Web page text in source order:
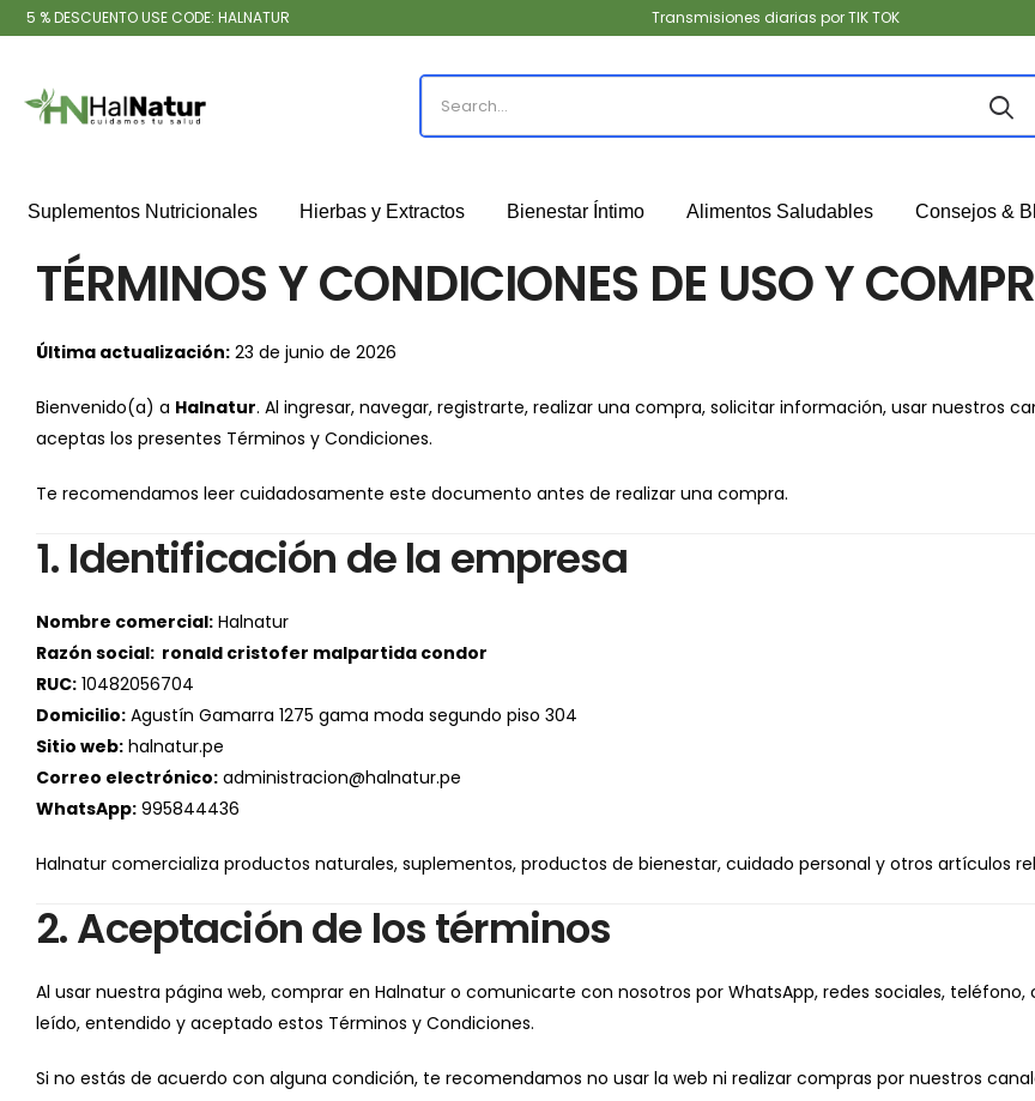
5 % DESCUENTO USE CODE: HALNATUR Transmisiones diarias por TIK TOK
Suplementos Nutricionales Hierbas y Extractos Bienestar Íntimo Alimentos Saludables Consejos &
TÉRMINOS Y CONDICIONES DE USO Y
Última actualización: 23 de junio de 2026
Bienvenido(a) a Halnatur. Al ingresar, navegar, registrarte, realizar una compra, solicitar información, usar nuestros
aceptas los presentes Términos y Condiciones.
Te recomendamos leer cuidadosamente este documento antes de realizar una compra.
1. Identificación de la empresa
Nombre comercial: Halnatur
Razón social: ronald cristofer malpartida condor
RUC: 10482056704
Domicilio: Agustín Gamarra 1275 gama moda segundo piso 304
Sitio web: halnatur.pe
Correo electrónico: administracion@halnatur.pe
WhatsApp: 995844436
Halnatur comercializa productos naturales, suplementos, productos de bienestar, cuidado personal y otros artículos
2. Aceptación de los términos
Al usar nuestra página web, comprar en Halnatur o comunicarte con nosotros por WhatsApp, redes sociales,
leído, entendido y aceptado estos Términos y Condiciones.
Si no estás de acuerdo con alguna condición, te recomendamos no usar la web ni realizar compras por nuestros